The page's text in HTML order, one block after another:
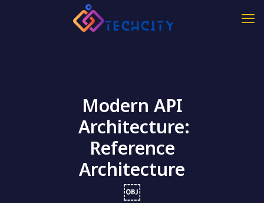
Modern API
Architecture:
Reference
Architecture
￼